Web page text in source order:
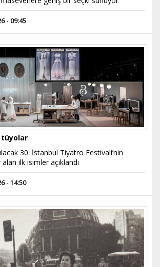
- 09:45
tüyolar
30. İstanbul Tiyatro Festivali’nin
ilk isimler açıklandı
- 14:50